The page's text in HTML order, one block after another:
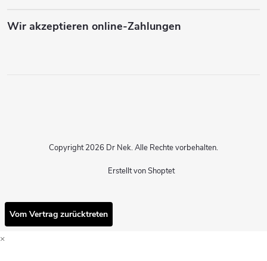
Wir akzeptieren online-Zahlungen
Erstellt von Shoptet
Copyright 2026 Dr Nek. Alle Rechte vorbehalten.
Vom Vertrag zurücktreten
×